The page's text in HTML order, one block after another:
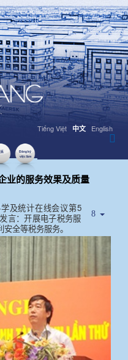
Tiếng Việt 中文 English
系
Đăng ký
việc làm
业的服务效果及质量
及统计在线会议第5
言：开展电子税务服
全等税务服务。